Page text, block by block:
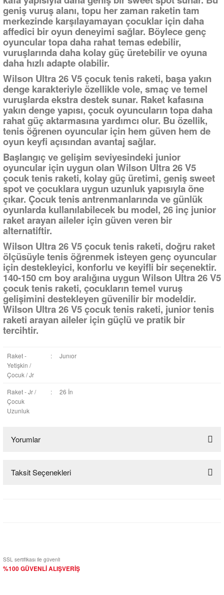
geniş vuruş alanı, topu her zaman raketin tam
merkezinde karşılayamayan çocuklar için daha
affedici bir oyun deneyimi sağlar. Böylece genç
oyuncular topa daha rahat temas edebilir,
vuruşlarında daha kolay güç üretebilir ve oyuna
daha hızlı adapte olabilir.
Wilson Ultra 26 V5 çocuk tenis raketi, başa yakın
denge karakteriyle özellikle vole, smaç ve temel
vuruşlarda ekstra destek sunar. Raket kafasına
yakın denge yapısı, çocuk oyuncuların topa daha
rahat güç aktarmasına yardımcı olur. Bu özellik,
tenis öğrenen oyuncular için hem güven hem de
oyun keyfi açısından avantaj sağlar.
Başlangıç ve gelişim seviyesindeki junior
oyuncular için uygun olan Wilson Ultra 26 V5
çocuk tenis raketi, kolay güç üretimi, geniş sweet
spot ve çocuklara uygun uzunluk yapısıyla öne
çıkar. Çocuk tenis antrenmanlarında ve günlük
oyunlarda kullanılabilecek bu model, 26 inç junior
raket arayan aileler için güven veren bir
alternatiftir.
Wilson Ultra 26 V5 çocuk tenis raketi, doğru raket
ölçüsüyle tenis öğrenmek isteyen genç oyuncular
için destekleyici, konforlu ve keyifli bir seçenektir.
140-150 cm boy aralığına uygun Wilson Ultra 26 V5
çocuk tenis raketi, çocukların temel vuruş
gelişimini destekleyen güvenilir bir modeldir.
Wilson Ultra 26 V5 çocuk tenis raketi, junior tenis
raketi arayan aileler için güçlü ve pratik bir
tercihtir.
Raket -
Yetişkin /
Çocuk / Jr
: Junıor
Raket - Jr /
Çocuk
Uzunluk
: 26 İn
Yorumlar
Bu ürüne ilk yorumu siz yapın!
Taksit Seçenekleri
SSL sertifikası ile güvenli
%100 GÜVENLİ ALIŞVERİŞ